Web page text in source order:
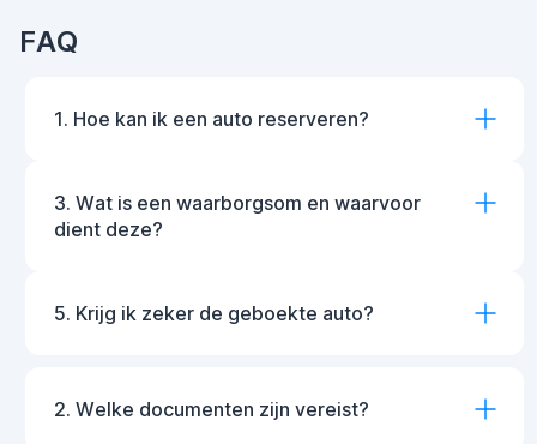
FAQ
1. Hoe kan ik een auto reserveren?
3. Wat is een waarborgsom en waarvoor
dient deze?
5. Krijg ik zeker de geboekte auto?
2. Welke documenten zijn vereist?